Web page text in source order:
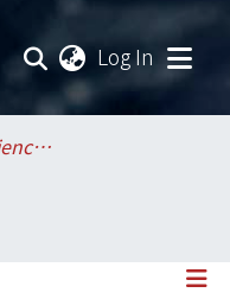
Log In
College of Social Sciences / 社會科學院